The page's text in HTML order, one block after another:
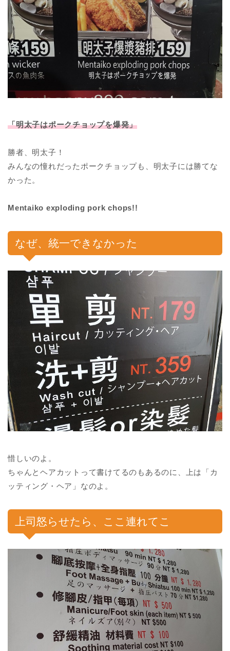
「明太子はポークチョップを爆発」
勝者、明太子！
みんなの憧れだったポークチョップも、明太子には勝てな
かった。
Mentaiko exploding pork chops!!
なぜ、統一できなかった
惜しいのよ。
ちゃんとヘアカットって書けてるのもあるのに、上は「カ
ッティング・ヘア」なのよ。
上司怒らせたら、ここ連れてこ